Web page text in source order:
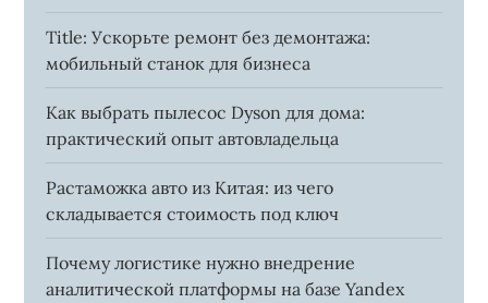
Title: Ускорьте ремонт без демонтажа:
мобильный станок для бизнеса
Как выбрать пылесос Dyson для дома:
практический опыт автовладельца
Растаможка авто из Китая: из чего
складывается стоимость под ключ
Почему логистике нужно внедрение
аналитической платформы на базе Yandex